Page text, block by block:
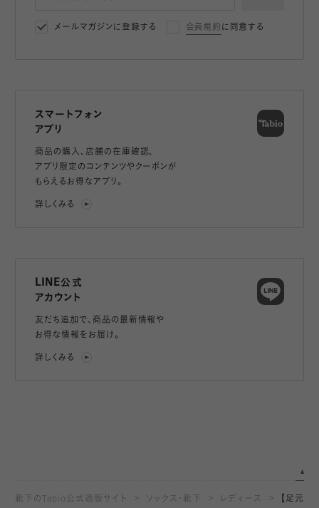
メールマガジンに登録する 会員規約 に同意する
スマートフォン
アプリ
商品の購入、店舗の在庫確認、
アプリ限定のコンテンツやクーポンが
もらえるお得なアプリ。
詳しくみる
LINE公式
アカウント
友だち追加で、 商品の最新情報や
お得な情報をお届け。
詳しくみる
靴下のTabio公式通販サイト ソックス・靴下 レディース
【足元